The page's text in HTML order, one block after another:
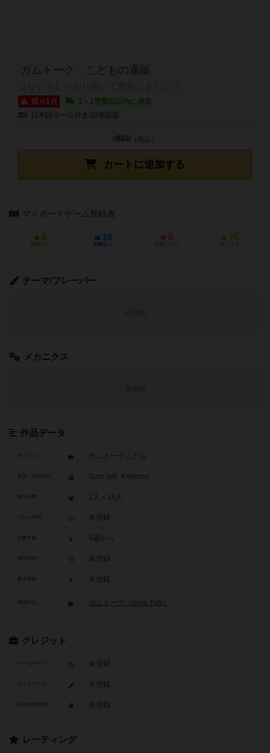
ガムトーク こどもの通販
残り1点
1～2営業日以内に発送
カートに追加する
¥660 （税込）
マイボードゲーム登録者
8
興味あり
16
経験あり
5
お気に入り
75
持ってる
テーマ/フレーバー
メカニクス
作品データ
タイトル ガムトークこども
原題・英題表記 Gum talk: Kodomo
参加人数 2人～10人
未登録
対象年齢 6歳から
未登録
参考価格 未登録
関連作品 ガムトーク（Gum Talk）
クレジット
ゲームデザイン 未登録
アートワーク 未登録
未登録
レーティング